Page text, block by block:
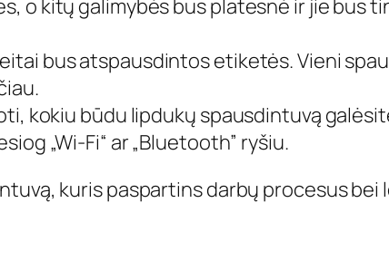
o kitų galimybės bus platesnė ir jie bus
bus atspausdintos etiketės. Vieni
kokiu būdu lipdukų spausdintuvą
„Wi-Fi“ ar „Bluetooth” ryšiu.
kuris paspartins darbų procesus bei